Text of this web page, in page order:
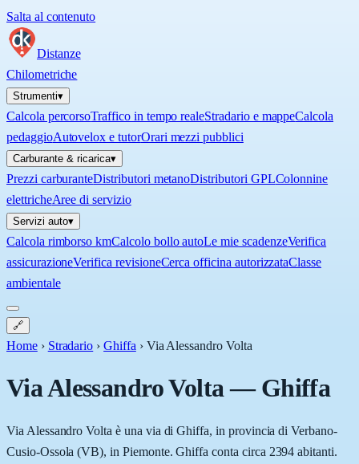
Salta al contenuto
Distanze
Chilometriche
Strumenti▾
Calcola percorsoTraffico in tempo realeStradario e mappeCalcola
pedaggioAutovelox e tutorOrari mezzi pubblici
Carburante & ricarica▾
Prezzi carburanteDistributori metanoDistributori GPLColonnine
elettricheAree di servizio
Servizi auto▾
Calcola rimborso kmCalcolo bollo autoLe mie scadenzeVerifica
assicurazioneVerifica revisioneCerca officina autorizzataClasse
ambientale
🔗
Home › Stradario › Ghiffa › Via Alessandro Volta
Via Alessandro Volta—Ghiffa
Via Alessandro Volta è una via di Ghiffa, in provincia di Verbano-
Cusio-Ossola (VB), in Piemonte. Ghiffa conta circa 2394 abitanti.